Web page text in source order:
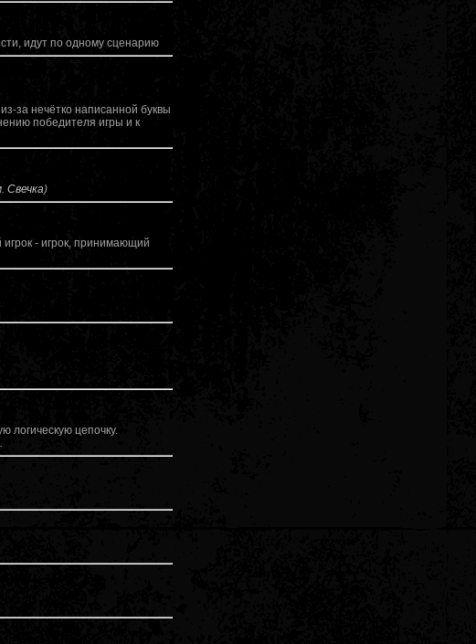
идут по одному сценарию
за нечётко написанной буквы
победителя игры и к
Свечка)
игрок - игрок, принимающий
логическую цепочку.